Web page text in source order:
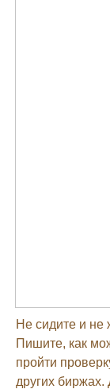
Не сидите и не
Пишите, как
пройти
других